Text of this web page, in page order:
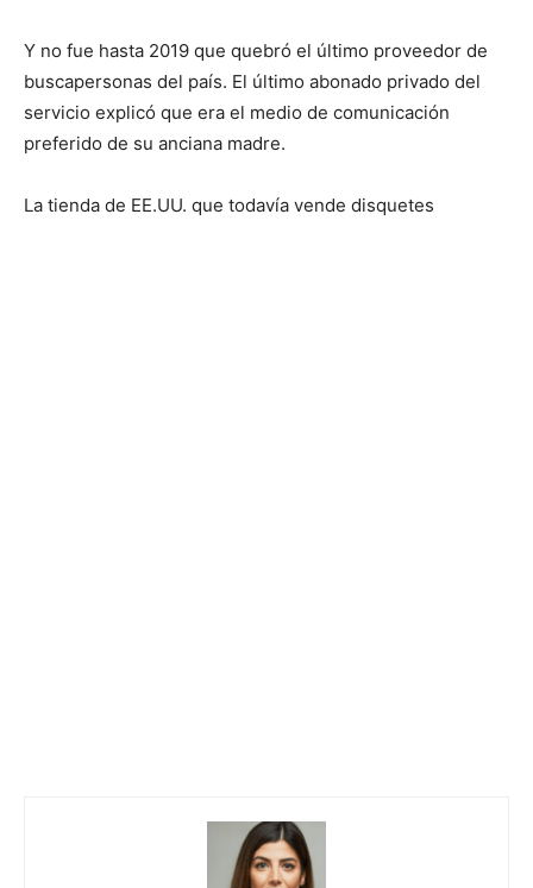
Y no fue hasta 2019 que quebró el último proveedor de
buscapersonas del país. El último abonado privado del
servicio explicó que era el medio de comunicación
preferido de su anciana madre.
La tienda de EE.UU. que todavía vende disquetes